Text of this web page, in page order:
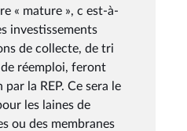
« mature », c est-à-
investissements
de collecte, de tri
réemploi, feront
la REP. Ce sera le
les laines de
ou des membranes